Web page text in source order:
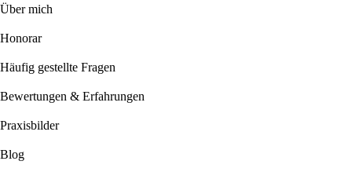
Über mich
Honorar
Häufig gestellte Fragen
Bewertungen & Erfahrungen
Praxisbilder
Blog